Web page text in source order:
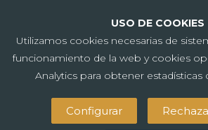
USO DE COOKIES
Utilizamos cookies necesarias de
funcionamiento de la web y cookies
Analytics para obtener estadísticas
Configurar